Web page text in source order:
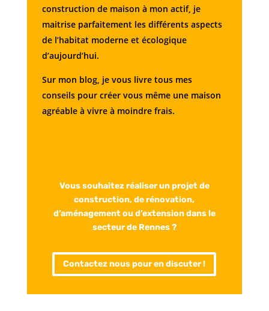
construction de maison à mon actif, je
maitrise parfaitement les différents aspects
de l’habitat moderne et écologique
d’aujourd’hui.
Sur mon blog, je vous livre tous mes
conseils pour créer vous même une maison
agréable à vivre à moindre frais.
Vous souhaitez réaliser un projet de
construction, de rénovation,
d’aménagement ou d’extension dans le
secteur de Rennes ?
Contactez nous pour en discuter !